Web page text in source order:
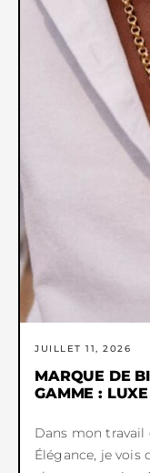
JUILLET 11, 2026
MARQUE DE
GAMME :
Dans mon
Élégance, je vois